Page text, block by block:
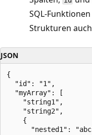
SQL-
Strukturen
JSON
{
  "id": "1",
  "myArray": [
    "string1",
    "string2",
    {
"nested1":